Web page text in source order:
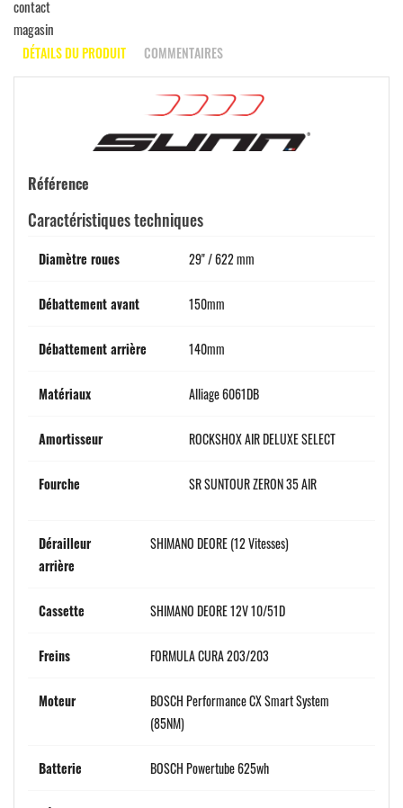
DÉTAILS DU PRODUIT COMMENTAIRES
Référence
Caractéristiques techniques
Diamètre roues 29" / 622 mm
Débattement avant 150mm
Débattement arrière 140mm
Matériaux Alliage 6061DB
Amortisseur ROCKSHOX AIR DELUXE SELECT
Fourche SR SUNTOUR ZERON 35 AIR
Dérailleur
arrière
SHIMANO DEORE (12 Vitesses)
Cassette SHIMANO DEORE 12V 10/51D
Freins FORMULA CURA 203/203
Moteur
BOSCH Performance CX Smart System
(85NM)
Batterie BOSCH Powertube 625wh